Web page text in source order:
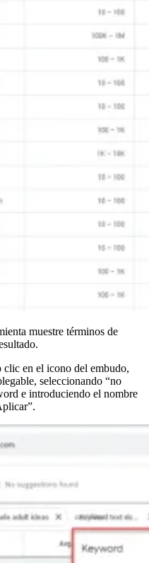
muestre términos de
clic en el icono del embudo,
seleccionando “no
e introduciendo el nombre